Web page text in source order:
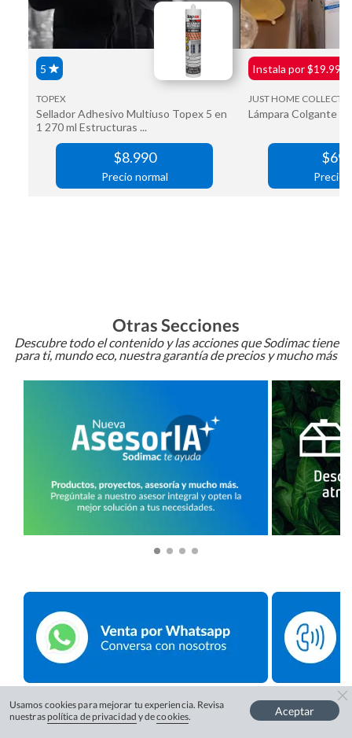
Otras Secciones
Descubre todo el contenido y las acciones que Sodimac tiene
para ti, mundo eco, nuestra garantía de precios y mucho más
Usamos cookies para mejorar tu experiencia. Revisa
nuestras política de privacidad y decookies. Aceptar